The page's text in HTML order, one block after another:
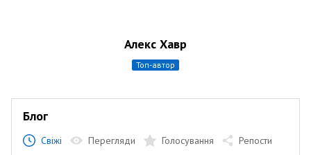
Алекс Хавр
топ-автор
Блог
Свіжі Перегляди Голосування Репости